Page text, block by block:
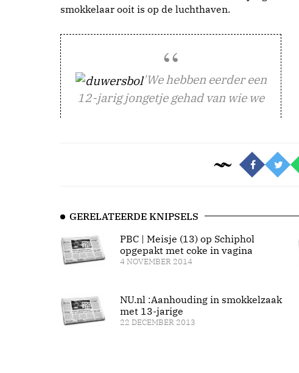
smokkelaar ooit is op de luchthaven.
'We hebben eerder een
12-jarig jongetje gehad van wie we
GERELATEERDE KNIPSELS
PBC | Meisje (13) op Schiphol
opgepakt met coke in vagina
4 NOVEMBER 2014
NU.nl :Aanhouding in smokkelzaak
met 13-jarige
22 DECEMBER 2013